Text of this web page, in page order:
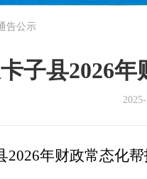
告公示
子县2026
年财政常态化